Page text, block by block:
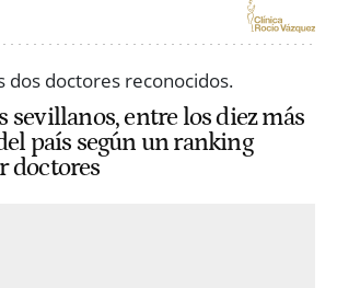
sevillanos, entre los diez más
país según un ranking
doctores